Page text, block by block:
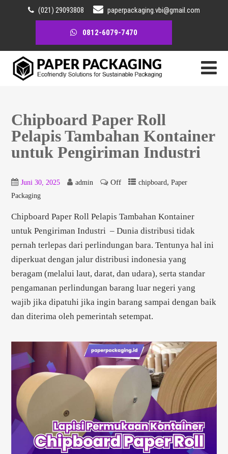
(021) 29093808 paperpackaging.vbi@gmail.com
0812-6079-7470
Chipboard Paper Roll
Pelapis Tambahan Kontainer
untuk Pengiriman Industri
Juni 30, 2025 admin Off chipboard,Paper
Packaging
Chipboard Paper Roll Pelapis Tambahan Kontainer
untuk Pengiriman Industri – Dunia distribusi tidak
pernah terlepas dari perlindungan bara. Tentunya hal ini
diperkuat dengan jalur distribusi indonesia yang
beragam (melalui laut, darat, dan udara), serta standar
pengamanan perlindungan barang luar negeri yang
wajib jika dipatuhi jika ingin barang sampai dengan baik
dan diterima oleh pemerintah setempat.